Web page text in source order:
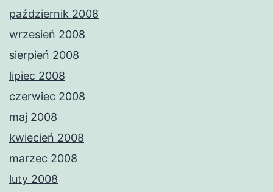
październik 2008
wrzesień 2008
sierpień 2008
lipiec 2008
czerwiec 2008
maj 2008
kwiecień 2008
marzec 2008
luty 2008